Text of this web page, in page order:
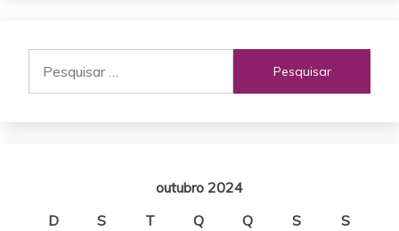
por:
outubro 2024
D
S T Q Q S
S